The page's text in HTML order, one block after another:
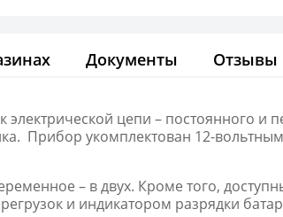
Документы Отзывы
цепи – постоянного и
Прибор укомплектован 12-
– в двух. Кроме того,
и индикатором разрядки